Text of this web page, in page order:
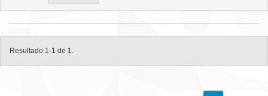
Resultado 1-1 de 1.